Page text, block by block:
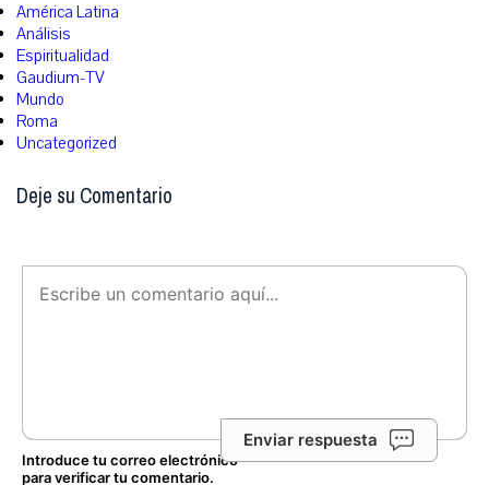
América Latina
Análisis
Espiritualidad
Gaudium-TV
Mundo
Roma
Uncategorized
Deje su Comentario
Enviar respuesta
Introduce tu correo electrónico
para verificar tu comentario.